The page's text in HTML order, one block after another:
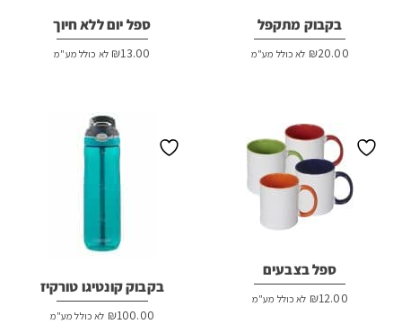
בקבוק מתקפל
₪20.00 לא כולל מע"מ
ספל יום ללא חיוך
₪13.00 לא כולל מע"מ
ספל בצבעים
₪12.00 לא כולל מע"מ
בקבוק קונטיגו טורקיז
₪100.00 לא כולל מע"מ